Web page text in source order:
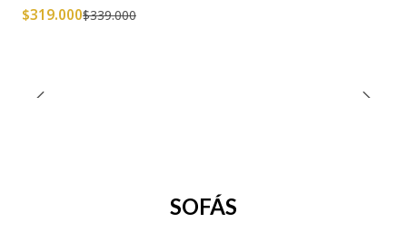
$319.000$339.000
SOFÁS